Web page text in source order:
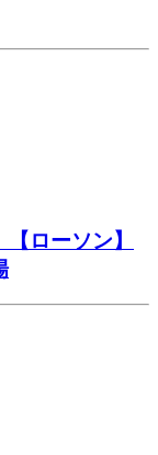
ローソン】